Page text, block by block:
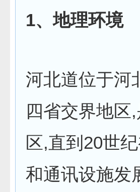
1、地理环境
河北道位于河
四省交界地区
区,直到20世
和通讯设施发